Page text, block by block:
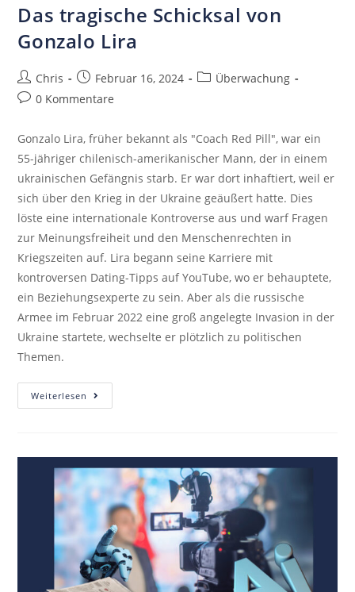
Das tragische Schicksal von
Gonzalo Lira
Chris Februar 16, 2024
Überwachung
0 Kommentare
Gonzalo Lira, früher bekannt als "Coach Red Pill", war ein
55-jähriger chilenisch-amerikanischer Mann, der in einem
ukrainischen Gefängnis starb. Er war dort inhaftiert, weil er
sich über den Krieg in der Ukraine geäußert hatte. Dies
löste eine internationale Kontroverse aus und warf Fragen
zur Meinungsfreiheit und den Menschenrechten in
Kriegszeiten auf. Lira begann seine Karriere mit
kontroversen Dating-Tipps auf YouTube, wo er behauptete,
ein Beziehungsexperte zu sein. Aber als die russische
Armee im Februar 2022 eine groß angelegte Invasion in der
Ukraine startete, wechselte er plötzlich zu politischen
Themen.
Weiterlesen